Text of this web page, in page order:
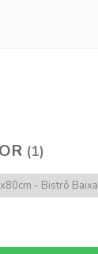
- Bistrô Baixa